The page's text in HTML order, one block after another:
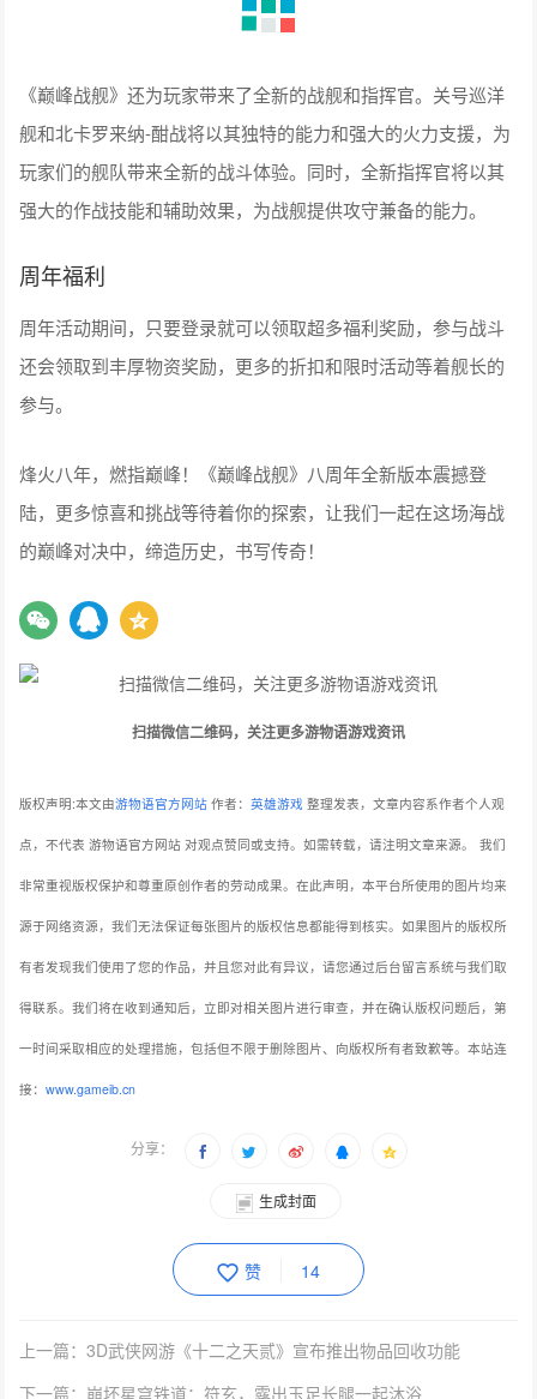
《巅峰战舰》还为玩家带来了全新的战舰和指挥官。关号巡洋
舰和北卡罗来纳-酣战将以其独特的能力和强大的火力支援，为
玩家们的舰队带来全新的战斗体验。同时，全新指挥官将以其
强大的作战技能和辅助效果，为战舰提供攻守兼备的能力。
周年福利
周年活动期间，只要登录就可以领取超多福利奖励，参与战斗
还会领取到丰厚物资奖励，更多的折扣和限时活动等着舰长的
参与。
烽火八年，燃指巅峰！《巅峰战舰》八周年全新版本震撼登
陆，更多惊喜和挑战等待着你的探索，让我们一起在这场海战
的巅峰对决中，缔造历史，书写传奇！
扫描微信二维码，关注更多游物语游戏资讯
版权声明:本文由游物语官方网站 作者：英雄游戏 整理发表，文章内容系作者个人观
点，不代表 游物语官方网站 对观点赞同或支持。如需转载，请注明文章来源。 我们
非常重视版权保护和尊重原创作者的劳动成果。在此声明，本平台所使用的图片均来
源于网络资源，我们无法保证每张图片的版权信息都能得到核实。如果图片的版权所
有者发现我们使用了您的作品，并且您对此有异议，请您通过后台留言系统与我们取
得联系。我们将在收到通知后，立即对相关图片进行审查，并在确认版权问题后，第
一时间采取相应的处理措施，包括但不限于删除图片、向版权所有者致歉等。本站连
接：www.gameib.cn
分享：
生成封面
赞 14
上一篇：3D武侠网游《十二之天贰》宣布推出物品回收功能
下一篇：崩坏星穹铁道：符玄，露出玉足长腿一起沐浴